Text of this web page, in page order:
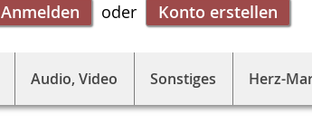
Anmelden Konto erstellen
Audio, Video Sonstiges Herz-